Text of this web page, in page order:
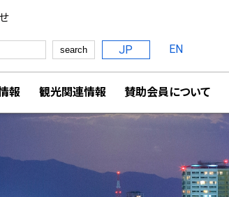
search JP EN
報 観光関連情報 賛助会員について